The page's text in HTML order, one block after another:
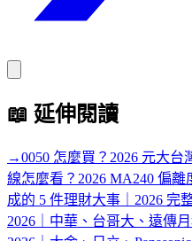
📖 延伸閱讀
→0050 怎麼買？2026 元大台
線怎麼看？2026 MA240 偏離
成的 5 件理財大事｜2026 完
2026｜中華、台哥大、遠傳